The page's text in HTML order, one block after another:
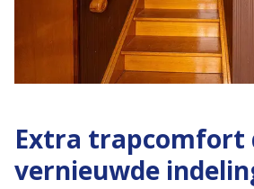
Extra trapcomfort
vernieuwde